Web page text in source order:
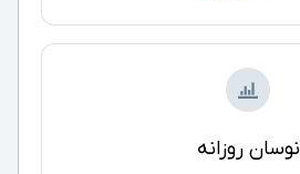
نوسان روزانه